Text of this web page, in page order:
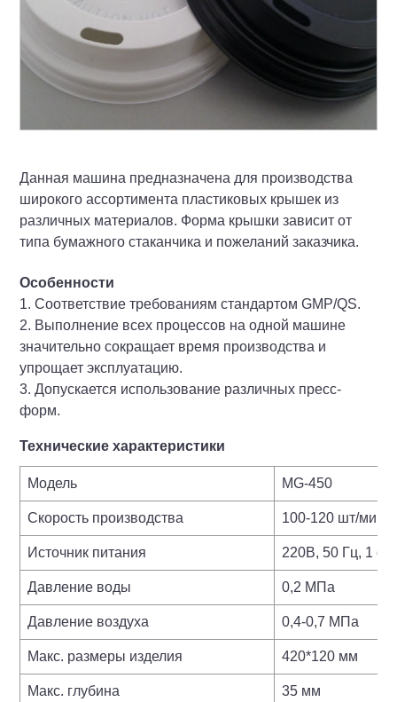
Данная машина предназначена для производства
широкого ассортимента пластиковых крышек из
различных материалов. Форма крышки зависит от
типа бумажного стаканчика и пожеланий заказчика.
Особенности
1. Соответствие требованиям стандартом GMP/QS.
2. Выполнение всех процессов на одной машине
значительно сокращает время производства и
упрощает эксплуатацию.
3. Допускается использование различных пресс-
форм.
Технические характеристики
Модель MG-450
Скорость производства 100-120 шт/мин
Источник питания 220В, 50 Гц, 1
Давление воды 0,2 МПа
Давление воздуха 0,4-0,7 МПа
Макс. размеры изделия 420*120 мм
Макс. глубина 35 мм